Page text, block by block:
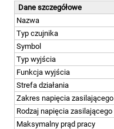
Dane szczegółowe
Nazwa
Typ czujnika
Symbol
Typ wyjścia
Funkcja wyjścia
Strefa działania
Zakres napięcia zasilającego
Rodzaj napięcia zasilającego
Maksymalny prąd pracy